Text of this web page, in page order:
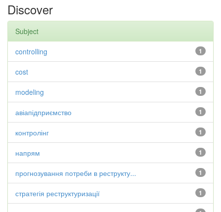
Discover
Subject
1
controlling
1
cost
1
modeling
1
авіапідприємство
1
контролінг
1
напрям
1
прогнозування потреби в реструкту...
1
стратегія реструктуризації